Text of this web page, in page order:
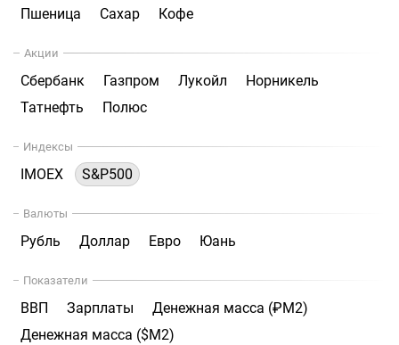
Пшеница
Сахар Кофе
Акции
Сбербанк Газпром Лукойл
Норникель
Татнефть
Полюс
Индексы
IMOEX S&P500
Валюты
Рубль Доллар Евро Юань
Показатели
ВВП Зарплаты
Денежная масса (₽М2)
Денежная масса ($М2)